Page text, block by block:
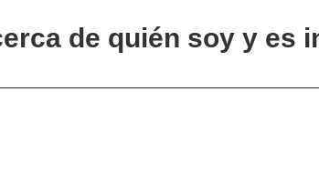
de quién soy y es